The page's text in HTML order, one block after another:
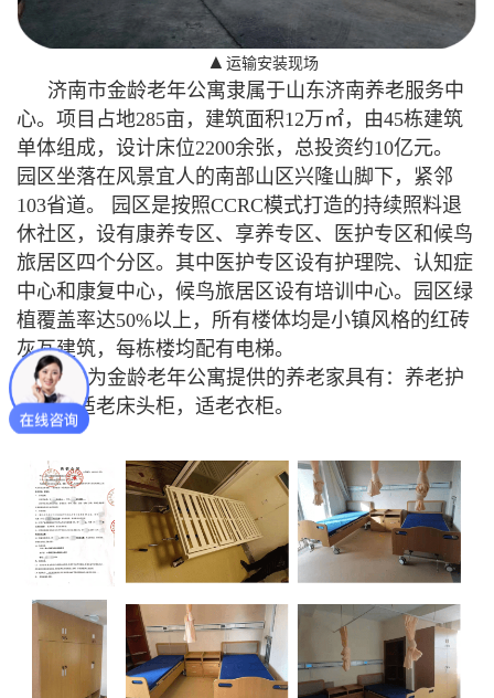
▲ 运输安装现场
济南市金龄老年公寓隶属于山东济南养老服务中
心。项目占地285亩，建筑面积12万㎡，由45栋建筑
单体组成，设计床位2200余张，总投资约10亿元。
园区坐落在风景宜人的南部山区兴隆山脚下，紧邻
103省道。 园区是按照CCRC模式打造的持续照料退
休社区，设有康养专区、享养专区、医护专区和候鸟
旅居区四个分区。其中医护专区设有护理院、认知症
中心和康复中心，候鸟旅居区设有培训中心。园区绿
植覆盖率达50%以上，所有楼体均是小镇风格的红砖
灰瓦建筑，每栋楼均配有电梯。
桐力为金龄老年公寓提供的养老家具有：养老护
理床，适老床头柜，适老衣柜。